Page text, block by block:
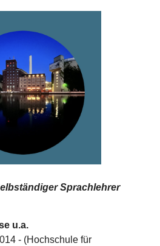
Sprachlehrer
u.a.
- (Hochschule für